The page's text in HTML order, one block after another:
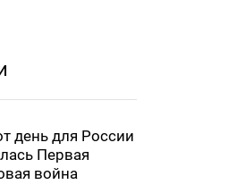
день для России
Первая
война